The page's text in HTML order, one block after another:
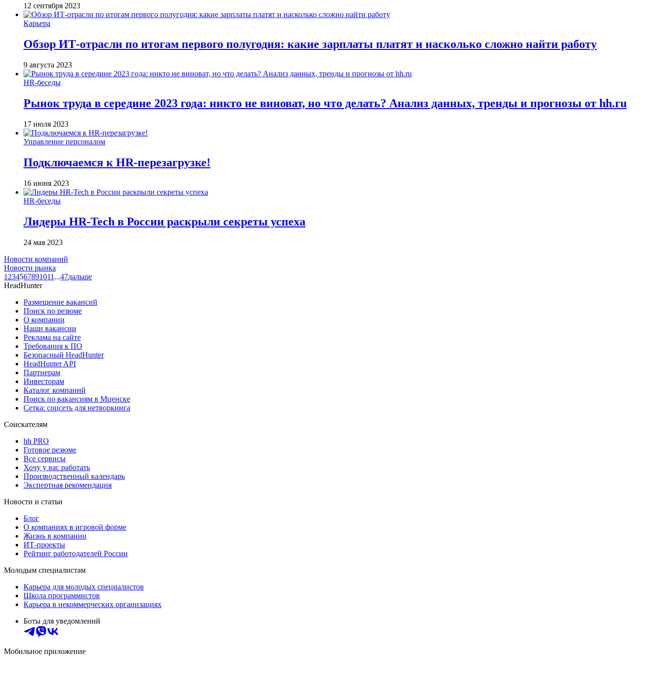
12 сентября 2023
Карьера
Обзор ИТ-отрасли по итогам первого полугодия: какие зарплаты платят и насколько сложно найти работу
9 августа 2023
HR-беседы
Рынок труда в середине 2023 года: никто не виноват, но что делать? Анализ данных, тренды и прогнозы от hh.ru
17 июля 2023
Управление персоналом
Подключаемся к HR-перезагрузке!
16 июня 2023
HR-беседы
Лидеры HR-Tech в России раскрыли секреты успеха
24 мая 2023
Новости компаний
Новости рынка
1 234567891011 ...47дальше
HeadHunter
Размещение вакансий
Поиск по резюме
О компании
Наши вакансии
Реклама на сайте
Требования к ПО
Безопасный HeadHunter
HeadHunter API
Партнерам
Инвесторам
Каталог компаний
Поиск по вакансиям в Мценске
Сетка: соцсеть для нетворкинга
Соискателям
hh PRO
Готовое резюме
Все сервисы
Хочу у вас работать
Производственный календарь
Экспертная рекомендация
Новости и статьи
Блог
О компаниях в игровой форме
Жизнь в компании
ИТ-проекты
Рейтинг работодателей России
Молодым специалистам
Карьера для молодых специалистов
Школа программистов
Карьера в некоммерческих организациях
Боты для уведомлений
Мобильное приложение